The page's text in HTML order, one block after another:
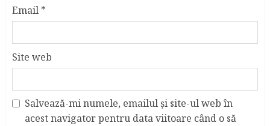
Email *
Site web
Salvează-mi numele, emailul și site-ul web în
acest navigator pentru data viitoare când o să